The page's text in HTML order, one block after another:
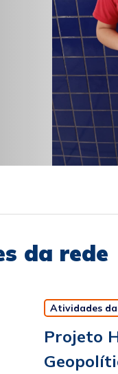
da rede
Atividades
Projeto